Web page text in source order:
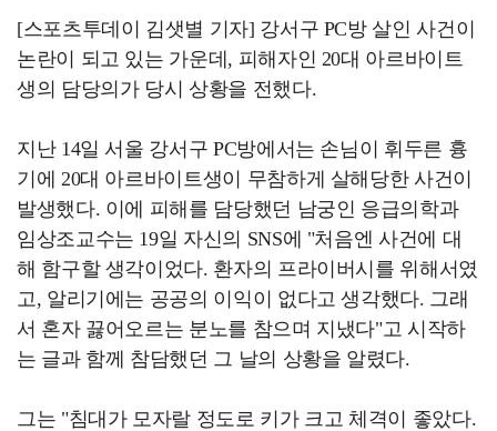
[스포츠투데이 김샛별 기자] 강서구 PC방 살인 사건이
논란이 되고 있는 가운데, 피해자인 20대 아르바이트
생의 담당의가 당시 상황을 전했다.
지난 14일 서울 강서구 PC방에서는 손님이 휘두른 흉
기에 20대 아르바이트생이 무참하게 살해당한 사건이
발생했다. 이에 피해를 담당했던 남궁인 응급의학과
임상조교수는 19일 자신의 SNS에 "처음엔 사건에 대
해 함구할 생각이었다. 환자의 프라이버시를 위해서였
고, 알리기에는 공공의 이익이 없다고 생각했다. 그래
서 혼자 끓어오르는 분노를 참으며 지냈다"고 시작하
는 글과 함께 참담했던 그 날의 상황을 알렸다.
그는 "침대가 모자랄 정도로 키가 크고 체격이 좋았다.